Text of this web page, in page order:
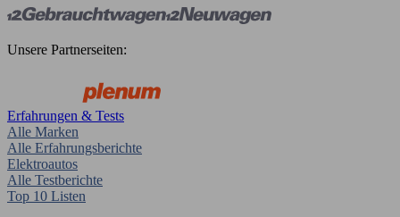
Unsere Partnerseiten:
Erfahrungen & Tests
Alle Marken
Alle Erfahrungsberichte
Elektroautos
Alle Testberichte
Top 10 Listen